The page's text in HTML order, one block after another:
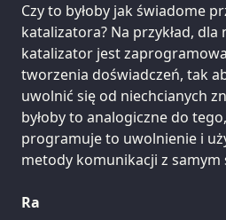
Czy to byłoby jak świadome
katalizatora? Na przykład,
katalizator jest
tworzenia doświadczeń, tak
uwolnić się od niechcianych
byłoby to analogiczne do
programuje to uwolnienie i
metody komunikacji z samym
Ra